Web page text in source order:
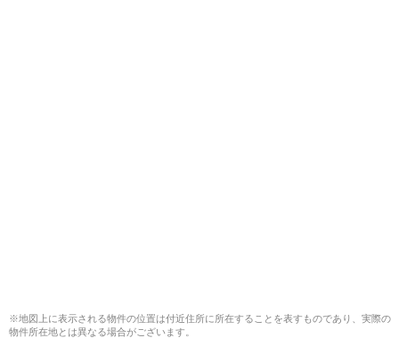
※地図上に表示される物件の位置は付近住所に所在することを表すものであり、実際の
物件所在地とは異なる場合がございます。